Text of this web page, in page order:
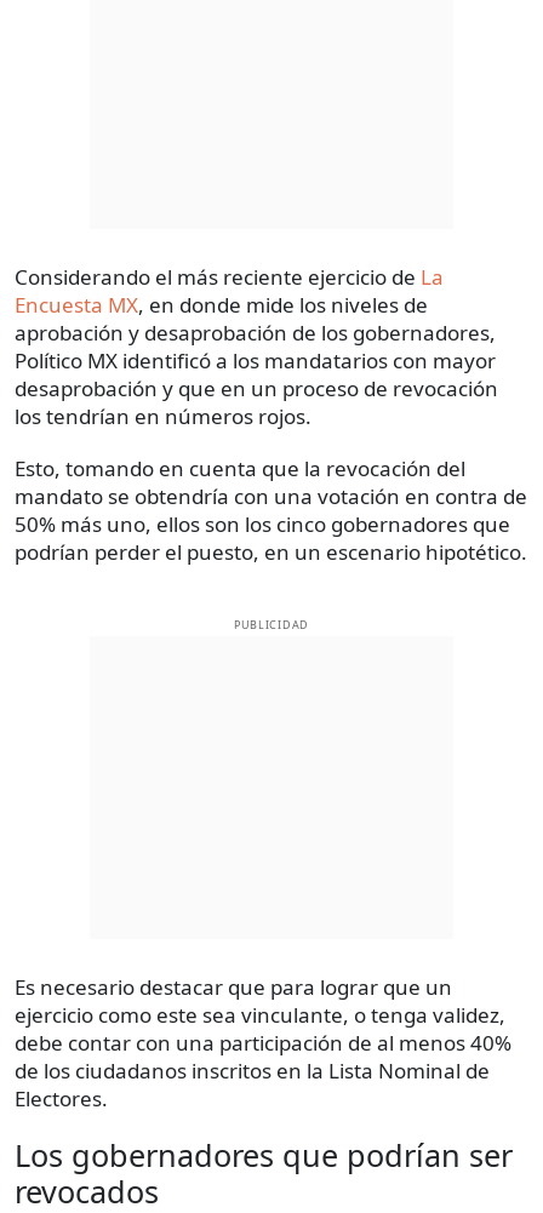
Considerando el más reciente ejercicio de La
Encuesta MX, en donde mide los niveles de
aprobación y desaprobación de los gobernadores,
Político MX identificó a los mandatarios con mayor
desaprobación y que en un proceso de revocación
los tendrían en números rojos.
Esto, tomando en cuenta que la revocación del
mandato se obtendría con una votación en contra de
50% más uno, ellos son los cinco gobernadores que
podrían perder el puesto, en un escenario hipotético.
PUBLICIDAD
Es necesario destacar que para lograr que un
ejercicio como este sea vinculante, o tenga validez,
debe contar con una participación de al menos 40%
de los ciudadanos inscritos en la Lista Nominal de
Electores.
Los gobernadores que podrían ser
revocados